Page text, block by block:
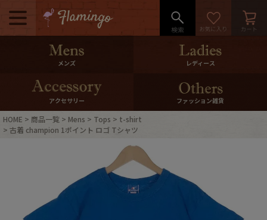
メニュー
500pt＆10％Offクーポンプレゼン
10％0ffクーポンプレゼント
ログイン・会員登録
マイページ
ご利用ガイド International Shipping
メンズ レディース
アクセサリー ファッション雑貨
HOME 商品一覧 Mens Tops
t-shirt
古着 champion 1ポイント ロゴ Tシャツ